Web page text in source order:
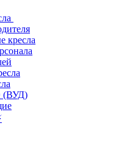
кресла
(ВУД)